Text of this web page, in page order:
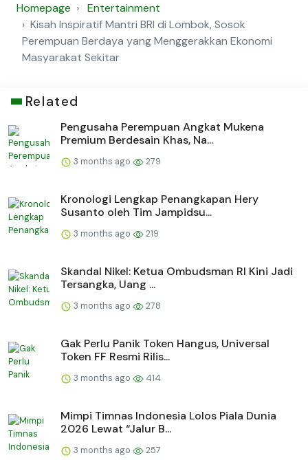
Homepage
Entertainment
Kisah Inspiratif Mantri BRI di Lombok, Sosok
Perempuan Berdaya yang Menggerakkan Ekonomi
Masyarakat Sekitar
Related
Pengusaha Perempuan Angkat Mukena
Premium Berdesain Khas, Na...
3 months ago 279
Kronologi Lengkap Penangkapan Hery
Susanto oleh Tim Jampidsu...
3 months ago 219
Skandal Nikel: Ketua Ombudsman RI Kini Jadi
Tersangka, Uang ...
3 months ago 278
Gak Perlu Panik Token Hangus, Universal
Token FF Resmi Rilis...
3 months ago 414
Mimpi Timnas Indonesia Lolos Piala Dunia
2026 Lewat “Jalur B...
3 months ago 257